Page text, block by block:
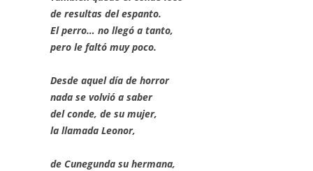
de resultas del espanto.
El perro… no llegó a tanto,
pero le faltó muy poco.
Desde aquel día de horror
nada se volvió a saber
del conde, de su mujer,
la llamada Leonor,
de Cunegunda su hermana,